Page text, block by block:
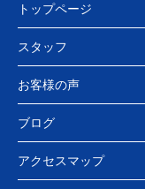
トップページ
スタッフ
お客様の声
ブログ
アクセスマップ